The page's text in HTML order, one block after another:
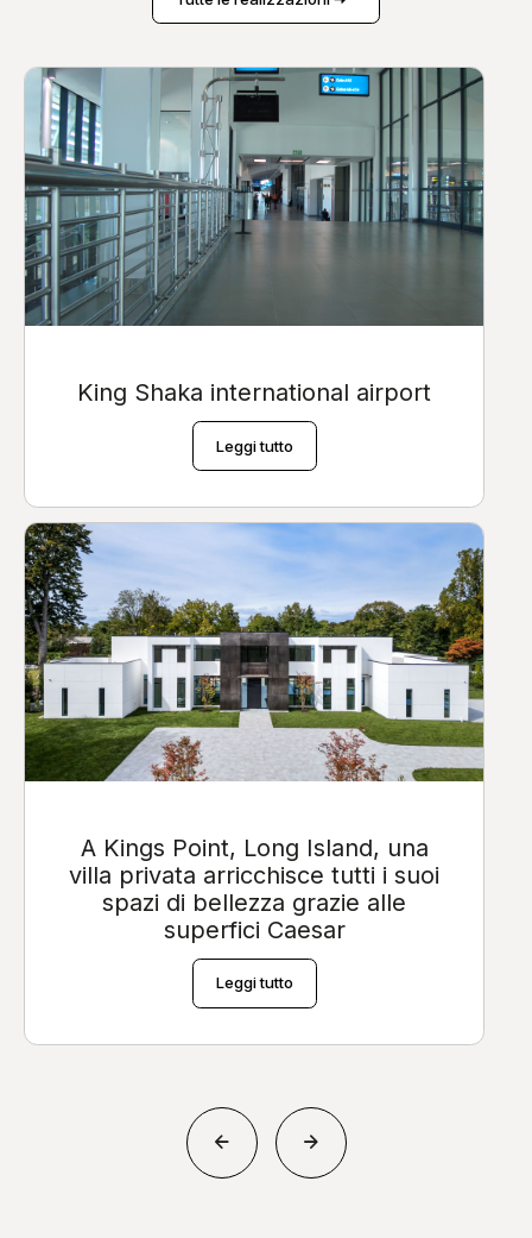
King Shaka international airport
Leggi tutto
Quartz
Essence
Extra C -
Effetto pietra
Prima
A Kings Point, Long Island, una
villa privata arricchisce tutti i suoi
spazi di bellezza grazie alle
superfici Caesar
Leggi tutto